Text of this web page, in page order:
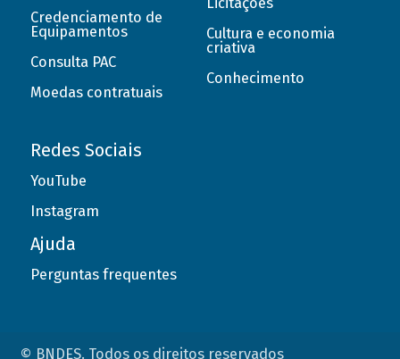
Credenciamento de
Equipamentos
Consulta PAC
Moedas contratuais
Cultura e economia
criativa
Conhecimento
Redes Sociais
YouTube
Instagram
Ajuda
Perguntas frequentes
© BNDES. Todos os direitos reservados